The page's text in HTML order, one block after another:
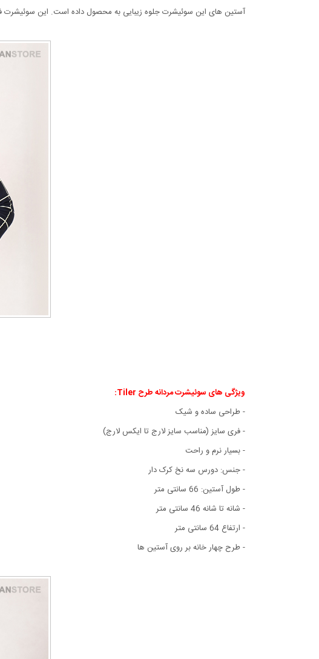
آستین های این سوئیشرت جلوه زیبایی به محصول داده است. این سوئیشرت
ویژگی های سوئیشرت مردانه طرح Tiler:
- طراحی ساده و شیک
- فری سایز (مناسب سایز لارج تا ایکس لارج)
- بسیار نرم و راحت
- جنس: دورس سه نخ کرک دار
- طول آستین: 66 سانتی متر
- شانه تا شانه 46 سانتی متر
- ارتفاع 64 سانتی متر
- طرح چهار خانه بر روی آستین ها